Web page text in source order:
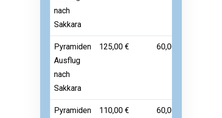
nach
Sakkara
Pyramiden
Ausflug
nach
Sakkara
125,00 € 60,00 €
Pyramiden
110,00 € 60,00 €